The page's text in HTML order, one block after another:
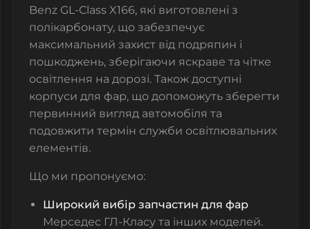
Benz GL-Class X166, які виготовлені з
полікарбонату, що забезпечує
максимальний захист від подряпин і
пошкоджень, зберігаючи яскраве та чітке
освітлення на дорозі. Також доступні
корпуси для фар, що допоможуть зберегти
первинний вигляд автомобіля та
подовжити термін служби освітлювальних
елементів.
Що ми пропонуємо:
Широкий вибір запчастин для фар
Мерседес ГЛ-Класу та інших моделей.